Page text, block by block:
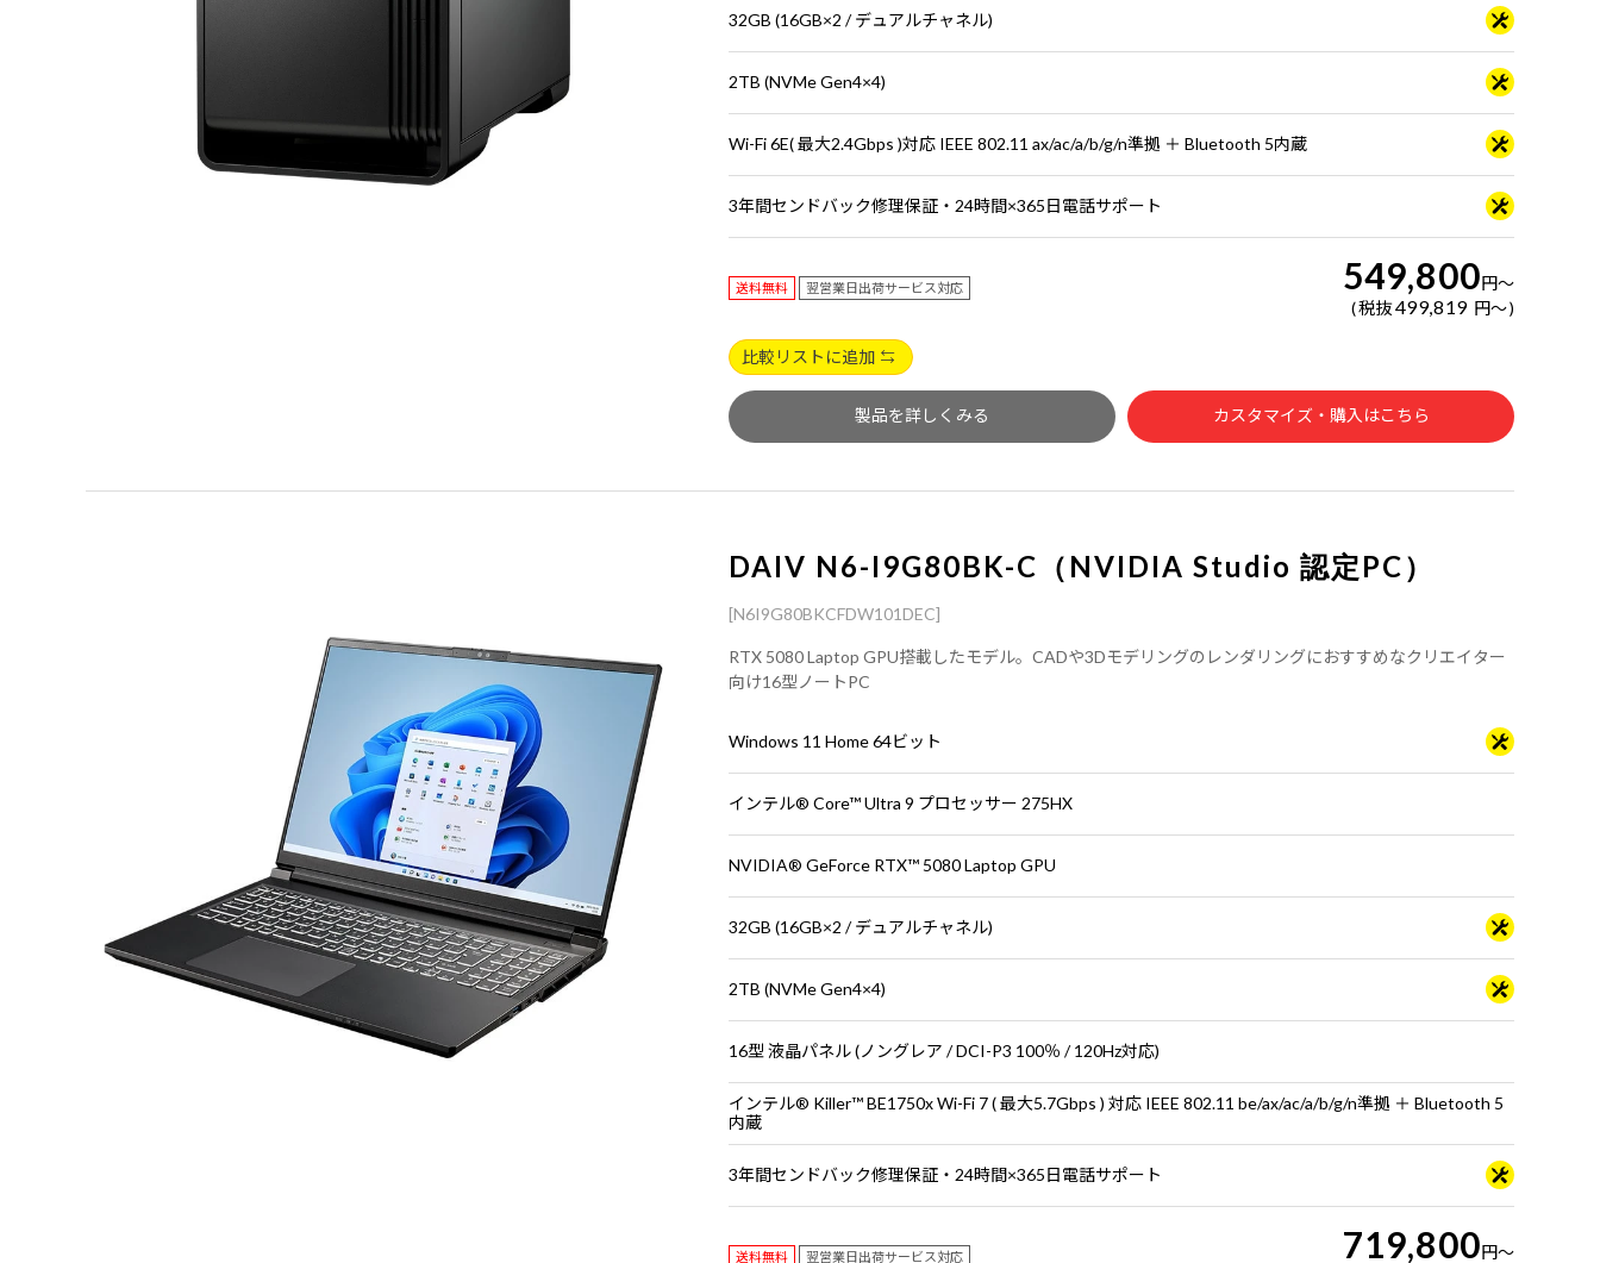
32GB (16GB×2 / デュアルチャネル)
2TB (NVMe Gen4×4)
Wi-Fi 6E( 最大2.4Gbps )対応 IEEE 802.11 ax/ac/a/b/g/n準拠 ＋ Bluetooth 5内蔵
3年間センドバック修理保証・24時間×365日電話サポート
送料無料 翌営業日出荷サービス対応 549,800円～
税抜 499,819 円～
比較リストに追加
製品を詳しくみる カスタマイズ・購入はこちら
DAIV N6-I9G80BK-C（NVIDIA Studio 認定PC）
[N6I9G80BKCFDW101DEC]
RTX 5080 Laptop GPU搭載したモデル。CADや3Dモデリングのレンダリングにおすすめなクリエイター
向け16型ノートPC
Windows 11 Home 64ビット
インテル® Core™ Ultra 9 プロセッサー 275HX
NVIDIA® GeForce RTX™ 5080 Laptop GPU
32GB (16GB×2 / デュアルチャネル)
2TB (NVMe Gen4×4)
16型 液晶パネル (ノングレア / DCI-P3 100％ / 120Hz対応)
インテル® Killer™ BE1750x Wi-Fi 7 ( 最大5.7Gbps ) 対応 IEEE 802.11 be/ax/ac/a/b/g/n準拠 ＋ Bluetooth 5
内蔵
3年間センドバック修理保証・24時間×365日電話サポート
送料無料 翌営業日出荷サービス対応 719,800円～